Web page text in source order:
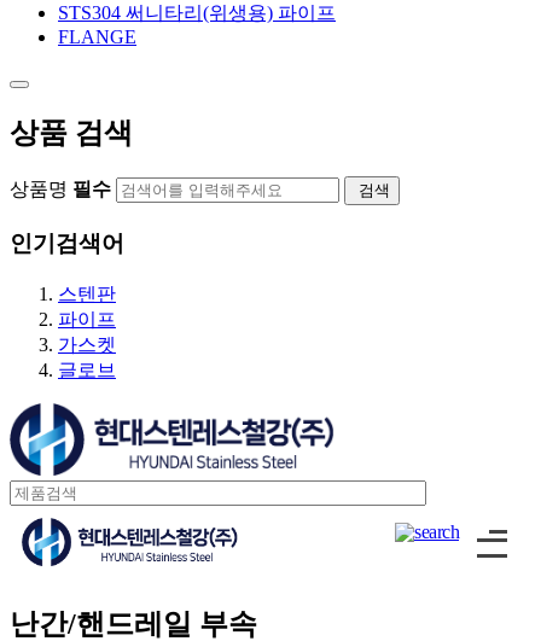
STS304 써니타리(위생용) 파이프
FLANGE
상품 검색
상품명 필수 검색
인기검색어
스텐판
파이프
가스켓
글로브
주철
크로스형
주강/주철
스팀트랩
볼플로트타입
디스크타입
특수밸브
난간/핸드레일 부속